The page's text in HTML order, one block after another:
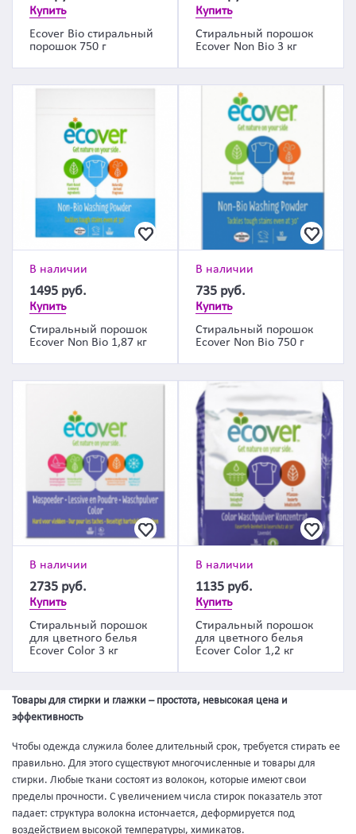
Купить
Ecover Bio стиральный
порошок 750 г
Купить
Стиральный порошок
Ecover Non Bio 3 кг
В наличии
1495 руб.
Купить
Стиральный порошок
Ecover Non Bio 1,87 кг
В наличии
735 руб.
Купить
Стиральный порошок
Ecover Non Bio 750 г
В наличии
2735 руб.
Купить
Cтиральный порошок
для цветного белья
Ecover Color 3 кг
В наличии
1135 руб.
Купить
Cтиральный порошок
для цветного белья
Ecover Color 1,2 кг
Товары для стирки и глажки – простота, невысокая цена и
эффективность
Чтобы одежда служила более длительный срок, требуется стирать ее
правильно. Для этого существуют многочисленные и товары для
стирки. Любые ткани состоят из волокон, которые имеют свои
пределы прочности. С увеличением числа стирок показатель этот
падает: структура волокна истончается, деформируется под
воздействием высокой температуры, химикатов.